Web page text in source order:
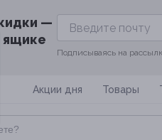
—
ящике
Подписываясь на
Акции дня Товары